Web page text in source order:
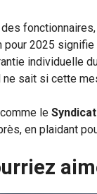
pour 2025
individuelle
ne sait si cette
le
en plaidant